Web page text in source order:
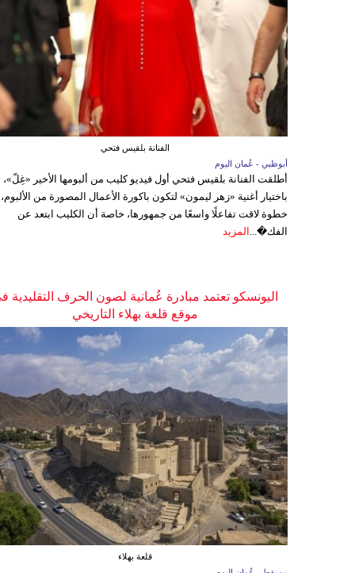
الفنانة بلقيس فتحي
أبوظبي - عُمان اليوم
أطلقت الفنانة بلقيس فتحي أول فيديو كليب من ألبومها الأخير «غِلّ»،
باختيار أغنية «زهر ليمون» لتكون باكورة الأعمال المصورة من
خطوة لاقت تفاعلًا واسعًا من جمهورها، خاصة أن الكليب ابتعد عن
الفك�... المزيد
اليونسكو تعتمد مبادرة عُمانية لصون الحرف التقليدية
موقع قلعة بهلاء التاريخي
قلعة بهلاء